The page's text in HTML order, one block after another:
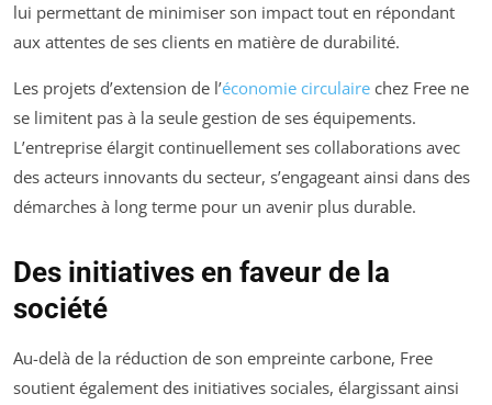
lui permettant de minimiser son impact tout en répondant
aux attentes de ses clients en matière de durabilité.
Les projets d’extension de l’économie circulaire chez Free ne
se limitent pas à la seule gestion de ses équipements.
L’entreprise élargit continuellement ses collaborations avec
des acteurs innovants du secteur, s’engageant ainsi dans des
démarches à long terme pour un avenir plus durable.
Des initiatives en faveur de la
société
Au-delà de la réduction de son empreinte carbone, Free
soutient également des initiatives sociales, élargissant ainsi